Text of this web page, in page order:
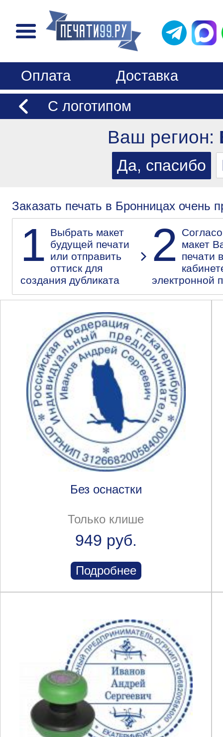
Оплата
Доставка
С логотипом
Ваш регион:
Заказать печать в Бронницах очень
1 Выбрать макет
будущей печати
или отправить
оттиск для
создания дубликата
2
макет
печати
электронной
Без оснастки
Только клише
949 руб.
Подробнее